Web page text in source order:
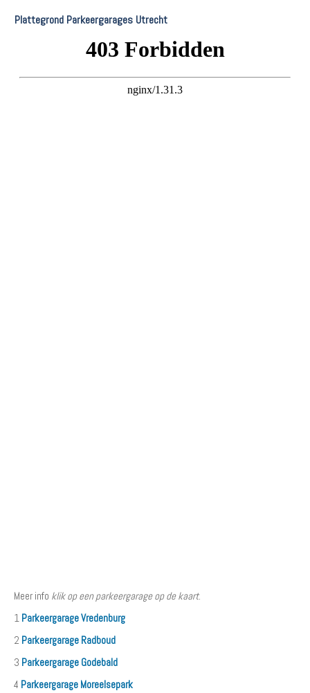
Plattegrond Parkeergarages Utrecht
Meer info klik op een parkeergarage op de kaart.
1 Parkeergarage Vredenburg
2 Parkeergarage Radboud
3 Parkeergarage Godebald
4 Parkeergarage Moreelsepark